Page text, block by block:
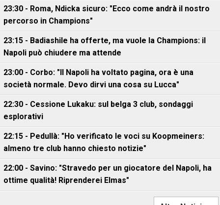
23:30 - Roma, Ndicka sicuro: "Ecco come andrà il nostro
percorso in Champions"
23:15 - Badiashile ha offerte, ma vuole la Champions: il
Napoli può chiudere ma attende
23:00 - Corbo: "Il Napoli ha voltato pagina, ora è una
società normale. Devo dirvi una cosa su Lucca"
22:30 - Cessione Lukaku: sul belga 3 club, sondaggi
esplorativi
22:15 - Pedullà: "Ho verificato le voci su Koopmeiners:
almeno tre club hanno chiesto notizie"
22:00 - Savino: "Stravedo per un giocatore del Napoli, ha
ottime qualità! Riprenderei Elmas"